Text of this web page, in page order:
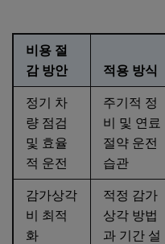
비용 절
감 방안
적용 방식
정기 차
량 점검
및 효율
적 운전
주기적 정
비 및 연료
절약 운전
습관
감가상각
비 최적
화
적정 감가
상각 방법
과 기간 설